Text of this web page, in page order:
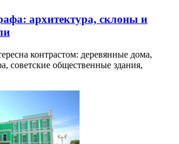
архитектура, склоны и
контрастом: деревянные дома,
советские общественные здания,